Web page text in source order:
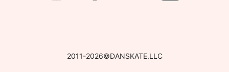
2011-2026©DANSKATE.LLC